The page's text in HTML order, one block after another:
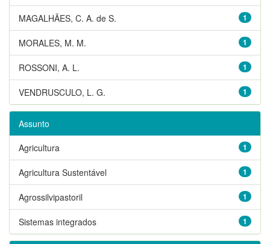
1
MAGALHÃES, C. A. de S.
1
MORALES, M. M.
1
ROSSONI, A. L.
1
VENDRUSCULO, L. G.
Assunto
1
Agricultura
1
Agricultura Sustentável
1
Agrossilvipastoril
1
Sistemas integrados